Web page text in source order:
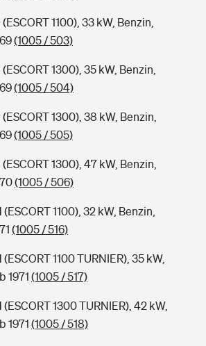
1100), 33 kW, Benzin,
(1005 / 503)
1300), 35 kW, Benzin,
(1005 / 504)
1300), 38 kW, Benzin,
(1005 / 505)
1300), 47 kW, Benzin,
(1005 / 506)
1100), 32 kW, Benzin,
(1005 / 516)
1100 TURNIER), 35 kW,
1971 (1005 / 517)
1300 TURNIER), 42 kW,
1971 (1005 / 518)